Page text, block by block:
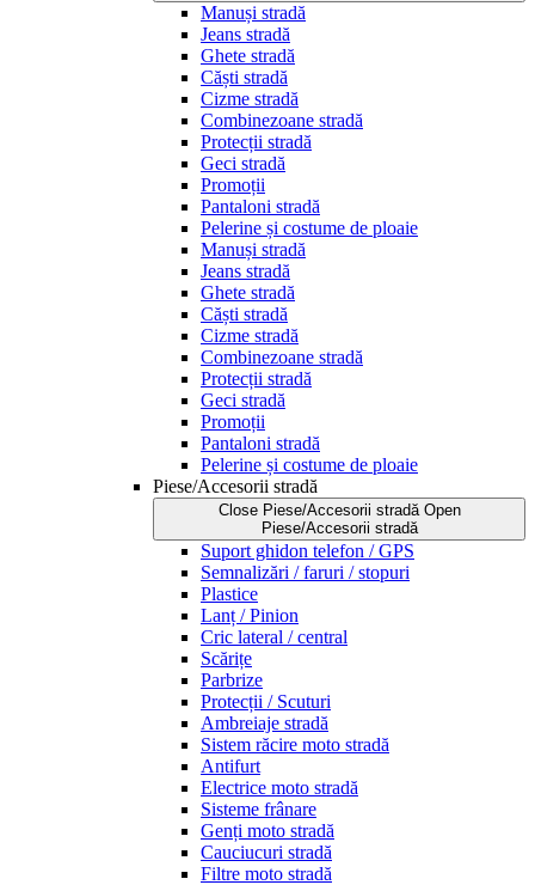
Manuși stradă
Jeans stradă
Ghete stradă
Căști stradă
Cizme stradă
Combinezoane stradă
Protecții stradă
Geci stradă
Promoții
Pantaloni stradă
Pelerine și costume de ploaie
Manuși stradă
Jeans stradă
Ghete stradă
Căști stradă
Cizme stradă
Combinezoane stradă
Protecții stradă
Geci stradă
Promoții
Pantaloni stradă
Pelerine și costume de ploaie
Piese/Accesorii stradă
Close Piese/Accesorii stradă Open
Piese/Accesorii stradă
Suport ghidon telefon / GPS
Semnalizări / faruri / stopuri
Plastice
Lanț / Pinion
Cric lateral / central
Scărițe
Parbrize
Protecții / Scuturi
Ambreiaje stradă
Sistem răcire moto stradă
Antifurt
Electrice moto stradă
Sisteme frânare
Genți moto stradă
Cauciucuri stradă
Filtre moto stradă